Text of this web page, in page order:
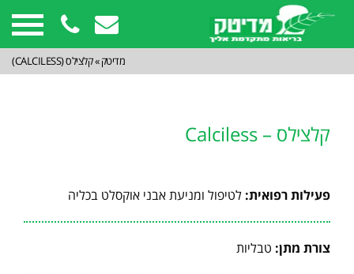
מדיטק»קלצילס (CALCILESS)
קלצילס – Calciless
פעילות רפואית: לטיפול ומניעת אבני אוקסלט בכליה
צורת מתן: טבליות